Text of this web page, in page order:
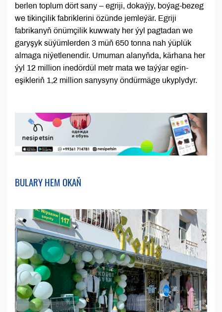
berlen toplum dört sany – egriji, dokaýjy, boýag-bezeg
we tikinçilik fabriklerini özünde jemleýär. Egriji
fabrikanyň önümçilik kuwwaty her ýyl pagtadan we
garyşyk süýümlerden 3 müň 650 tonna nah ýüplük
almaga niýetlenendir. Umuman alanyňda, kärhana her
ýyl 12 million inedördül metr mata we taýýar egin-
eşikleriň 1,2 million sanysyny öndürmäge ukyplydyr.
BULARY HEM OKAŇ